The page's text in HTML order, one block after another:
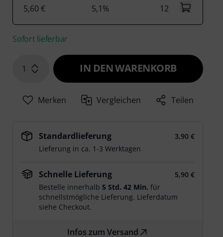
5,60 €
5,1% 12
Sofort lieferbar
1 IN DEN WARENKORB
Merken Vergleichen Teilen
Standardlieferung
3,90 €
Lieferung in ca. 1-3 Werktagen
Schnelle Lieferung
5,90 €
Bestelle innerhalb 5 Std. 42 Min. für
schnellstmögliche Lieferung. Lieferdatum
siehe Checkout.
Infos zum Versand